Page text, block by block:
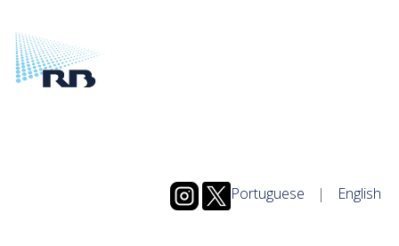
Portuguese | English